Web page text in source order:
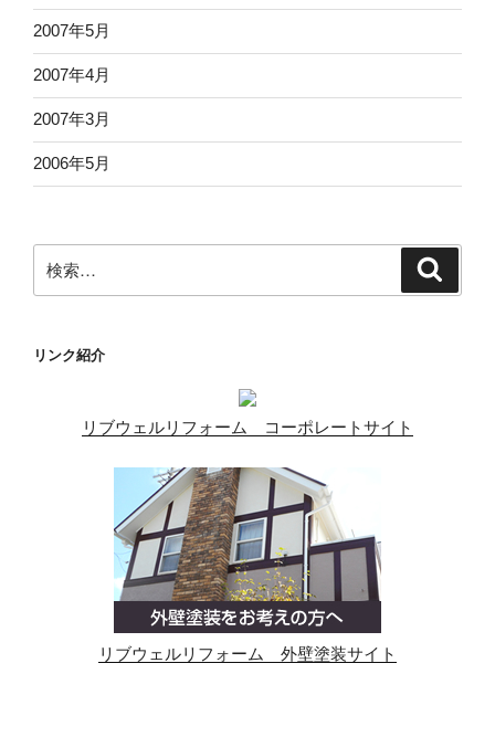
2007年5月
2007年4月
2007年3月
2006年5月
索:
リンク紹介
リブウェルリフォーム コーポレートサイト
リブウェルリフォーム 外壁塗装サイト